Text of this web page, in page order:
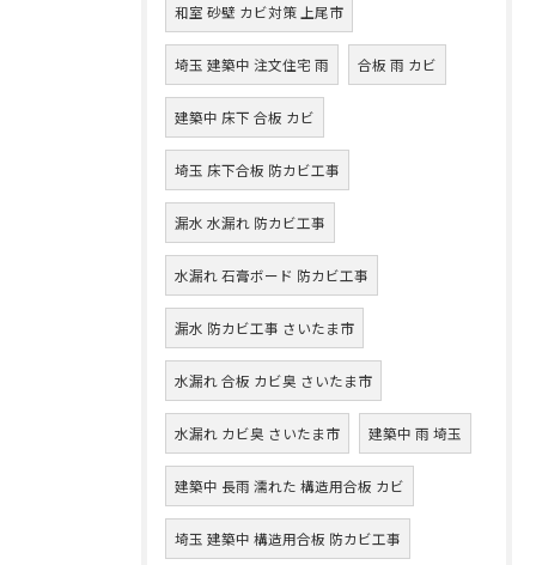
和室 砂壁 カビ対策 上尾市
埼玉 建築中 注文住宅 雨 合板 雨 カビ
建築中 床下 合板 カビ
埼玉 床下合板 防カビ工事
漏水 水漏れ 防カビ工事
水漏れ 石膏ボード 防カビ工事
漏水 防カビ工事 さいたま市
水漏れ 合板 カビ臭 さいたま市
水漏れ カビ臭 さいたま市 建築中 雨 埼玉
建築中 長雨 濡れた 構造用合板 カビ
埼玉 建築中 構造用合板 防カビ工事